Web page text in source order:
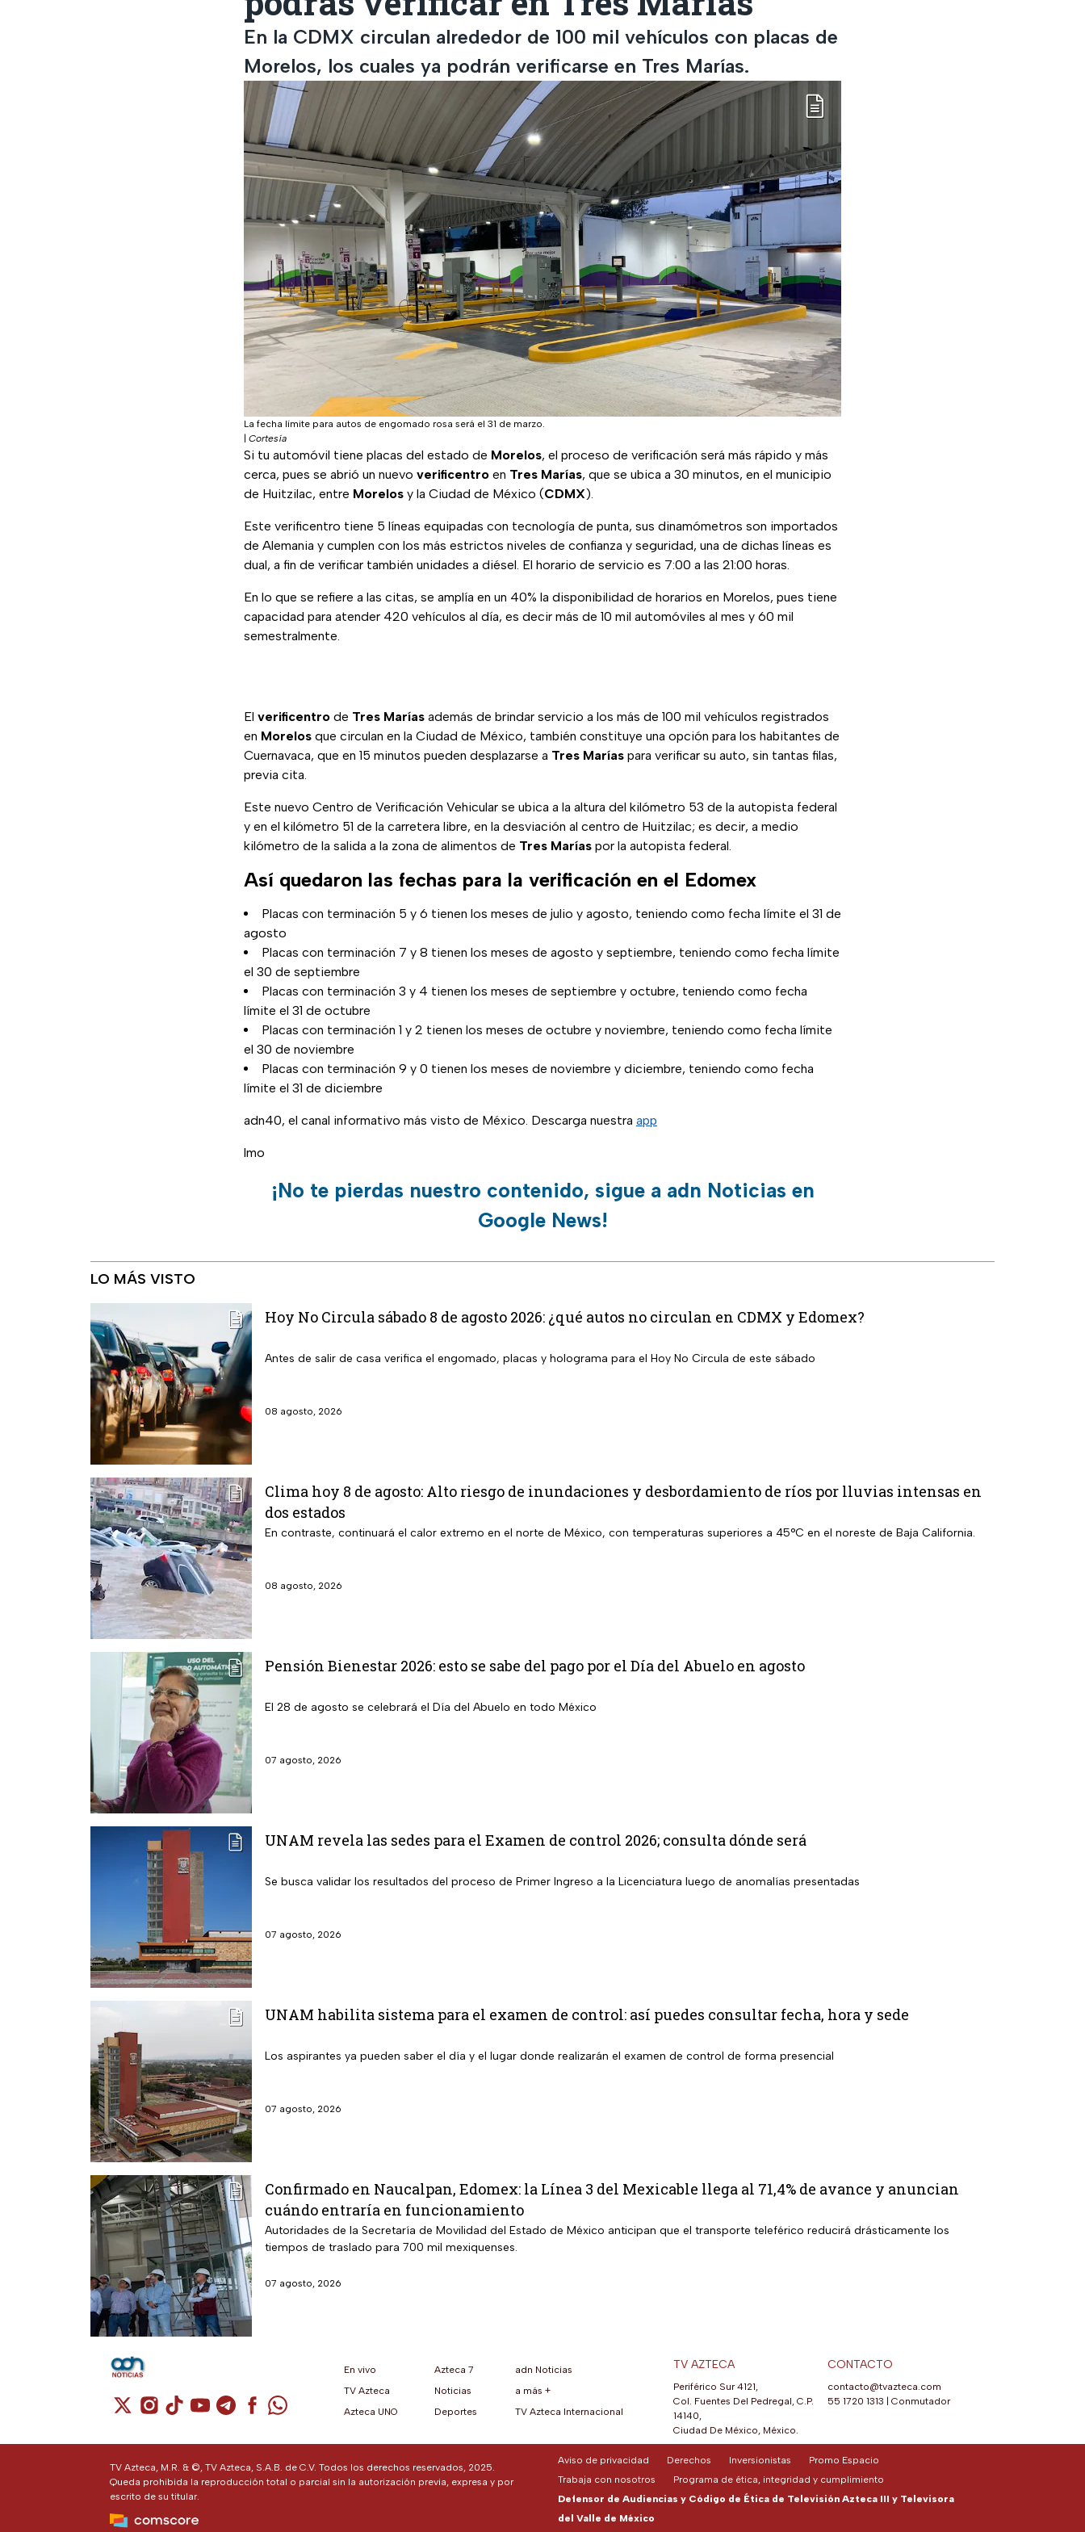
En la CDMX circulan alrededor de 100 mil vehículos con placas de
Morelos, los cuales ya podrán verificarse en Tres Marías.
La fecha límite para autos de engomado rosa será el 31 de marzo.
Cortesía
Si tu automóvil tiene placas del estado de Morelos, el proceso de verificación será más rápido y más
cerca, pues se abrió un nuevo verificentro en Tres Marías, que se ubica a 30 minutos, en el municipio
de Huitzilac, entre Morelos y la Ciudad de México (CDMX).
Este verificentro tiene 5 líneas equipadas con tecnología de punta, sus dinamómetros son importados
de Alemania y cumplen con los más estrictos niveles de confianza y seguridad, una de dichas líneas es
dual, a fin de verificar también unidades a diésel. El horario de servicio es 7:00 a las 21:00 horas.
En lo que se refiere a las citas, se amplía en un 40% la disponibilidad de horarios en Morelos, pues tiene
capacidad para atender 420 vehículos al día, es decir más de 10 mil automóviles al mes y 60 mil
semestralmente.
El verificentro de Tres Marías además de brindar servicio a los más de 100 mil vehículos registrados
en Morelos que circulan en la Ciudad de México, también constituye una opción para los habitantes de
Cuernavaca, que en 15 minutos pueden desplazarse a Tres Marías para verificar su auto, sin tantas filas,
previa cita.
Este nuevo Centro de Verificación Vehicular se ubica a la altura del kilómetro 53 de la autopista federal
y en el kilómetro 51 de la carretera libre, en la desviación al centro de Huitzilac; es decir, a medio
kilómetro de la salida a la zona de alimentos de Tres Marías por la autopista federal.
Así quedaron las fechas para la verificación en el Edomex
Placas con terminación 5 y 6 tienen los meses de julio y agosto, teniendo como fecha límite el 31 de
agosto
Placas con terminación 7 y 8 tienen los meses de agosto y septiembre, teniendo como fecha límite
el 30 de septiembre
Placas con terminación 3 y 4 tienen los meses de septiembre y octubre, teniendo como fecha
límite el 31 de octubre
Placas con terminación 1 y 2 tienen los meses de octubre y noviembre, teniendo como fecha límite
el 30 de noviembre
Placas con terminación 9 y 0 tienen los meses de noviembre y diciembre, teniendo como fecha
límite el 31 de diciembre
adn40, el canal informativo más visto de México. Descarga nuestra app
lmo
¡No te pierdas nuestro contenido, sigue a adn Noticias en
Google News!
LO MÁS VISTO
Hoy No Circula sábado 8 de agosto 2026: ¿qué autos no circulan en CDMX y Edomex?
Antes de salir de casa verifica el engomado, placas y holograma para el Hoy No Circula de este sábado
08 agosto, 2026
Clima hoy 8 de agosto: Alto riesgo de inundaciones y desbordamiento de ríos por lluvias intensas en
dos estados
En contraste, continuará el calor extremo en el norte de México, con temperaturas superiores a 45°C en el noreste de Baja California.
08 agosto, 2026
Pensión Bienestar 2026: esto se sabe del pago por el Día del Abuelo en agosto
El 28 de agosto se celebrará el Día del Abuelo en todo México
07 agosto, 2026
UNAM revela las sedes para el Examen de control 2026; consulta dónde será
Se busca validar los resultados del proceso de Primer Ingreso a la Licenciatura luego de anomalías presentadas
07 agosto, 2026
UNAM habilita sistema para el examen de control: así puedes consultar fecha, hora y sede
Los aspirantes ya pueden saber el día y el lugar donde realizarán el examen de control de forma presencial
07 agosto, 2026
Confirmado en Naucalpan, Edomex: la Línea 3 del Mexicable llega al 71,4% de avance y anuncian
cuándo entraría en funcionamiento
Autoridades de la Secretaría de Movilidad del Estado de México anticipan que el transporte teleférico reducirá drásticamente los
tiempos de traslado para 700 mil mexiquenses.
07 agosto, 2026
Cuenta de X / Twitter (se abre en una nueva pestaña)
Cuenta de Instagram (se abre en una nueva pestaña)
Cuenta de TikTok (se abre en una nueva pestaña)
Cuenta de YouTube (se abre en una nueva pestaña)
Cuenta de Telegram (se abre en una nueva pestaña)
Cuenta de Facebook (se abre en una nueva pestaña)
Cuenta de WhatsApp (se abre en una nueva pestaña)
En vivo
TV Azteca
Azteca UNO
Azteca 7
Noticias
Deportes
adn Noticias
a más +
TV Azteca Internacional
TV AZTECA
Periférico Sur 4121,
Col. Fuentes Del Pedregal, C.P.
14140,
Ciudad De México, México.
CONTACTO
contacto@tvazteca.com
55 1720 1313
Conmutador
TV Azteca, M.R. & ©, TV Azteca, S.A.B. de C.V. Todos los derechos reservados, 2025.
Queda prohibida la reproducción total o parcial sin la autorización previa, expresa y por
escrito de su titular.
Aviso de privacidad Derechos Inversionistas
Promo Espacio
Trabaja con nosotros
Programa de ética, integridad y cumplimiento
Defensor de Audiencias y Código de Ética de Televisión Azteca III y Televisora
del Valle de México